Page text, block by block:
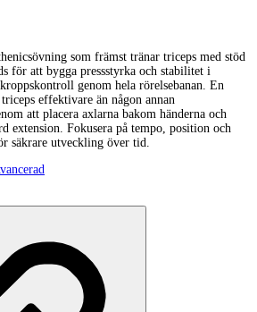
som främst tränar triceps med stöd
för att bygga pressstyrka och stabilitet i
genom hela rörelsebanan. En
effektivare än någon annan
att placera axlarna bakom händerna och
extension. Fokusera på tempo, position och
säkrare utveckling över tid.